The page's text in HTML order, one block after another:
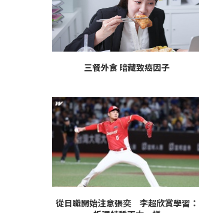
三餐外食 暗藏致癌因子
從日職開始注意張奕 李超欣賞學習：